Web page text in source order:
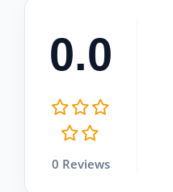
0.0
0 Reviews